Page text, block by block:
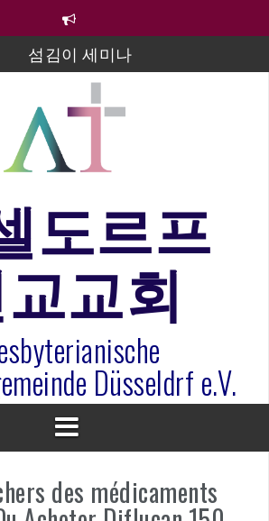
섬김이 세미나
김태희 자매 졸업연주
어린이 주일 유초등부 발표
라합3 나라 봉헌송
은퇴사-우선화 권사
가만히 머물기(요한복음 15:1-17) 손
훈목사
도르프
교회
Düsseldrf e.V.
des médicaments